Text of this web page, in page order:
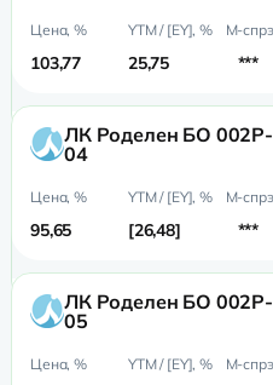
103,77 25,75 ***
ЛК Роделен БО 002P-
04
95,65 26,48 ***
ЛК Роделен БО 002P-
05